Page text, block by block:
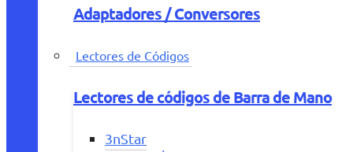
Adaptadores / Conversores
Lectores de Códigos
Lectores de códigos de Barra de Mano
3nStar